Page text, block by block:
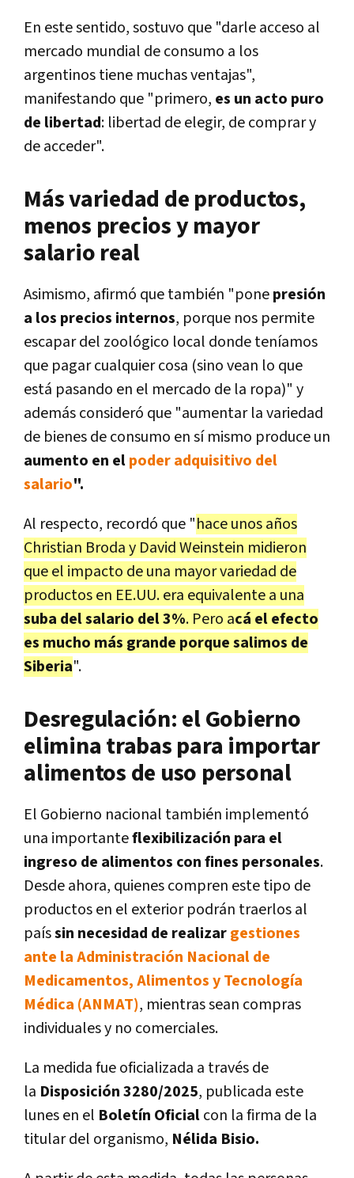
En este sentido, sostuvo que "darle acceso al
mercado mundial de consumo a los
argentinos tiene muchas ventajas",
manifestando que "primero, es un acto puro
de libertad: libertad de elegir, de comprar y
de acceder".
Más variedad de productos,
menos precios y mayor
salario real
Asimismo, afirmó que también "ponepresión
a los precios internos, porque nos permite
escapar del zoológico local donde teníamos
que pagar cualquier cosa (sino vean lo que
está pasando en el mercado de la ropa)" y
además consideró que "aumentar la variedad
de bienes de consumo en sí mismo produce un
aumento en elpoder adquisitivo del
salario".
Al respecto, recordó que "hace unos años
Christian Broda y David Weinstein midieron
que el impacto de una mayor variedad de
productos en EE.UU. era equivalente a una
suba del salario del 3%. Pero acá el efecto
es mucho más grande porque salimos de
Siberia".
Desregulación: el Gobierno
elimina trabas para importar
alimentos de uso personal
El Gobierno nacional también implementó
una importanteflexibilización para el
ingreso de alimentos con fines personales.
Desde ahora, quienes compren este tipo de
productos en el exterior podrán traerlos al
paíssin necesidad de realizargestiones
ante la Administración Nacional de
Medicamentos, Alimentos y Tecnología
Médica (ANMAT), mientras sean compras
individuales y no comerciales.
La medida fue oficializada a través de
la Disposición 3280/2025, publicada este
lunes en el Boletín Oficialcon la firma de la
titular del organismo, Nélida Bisio.